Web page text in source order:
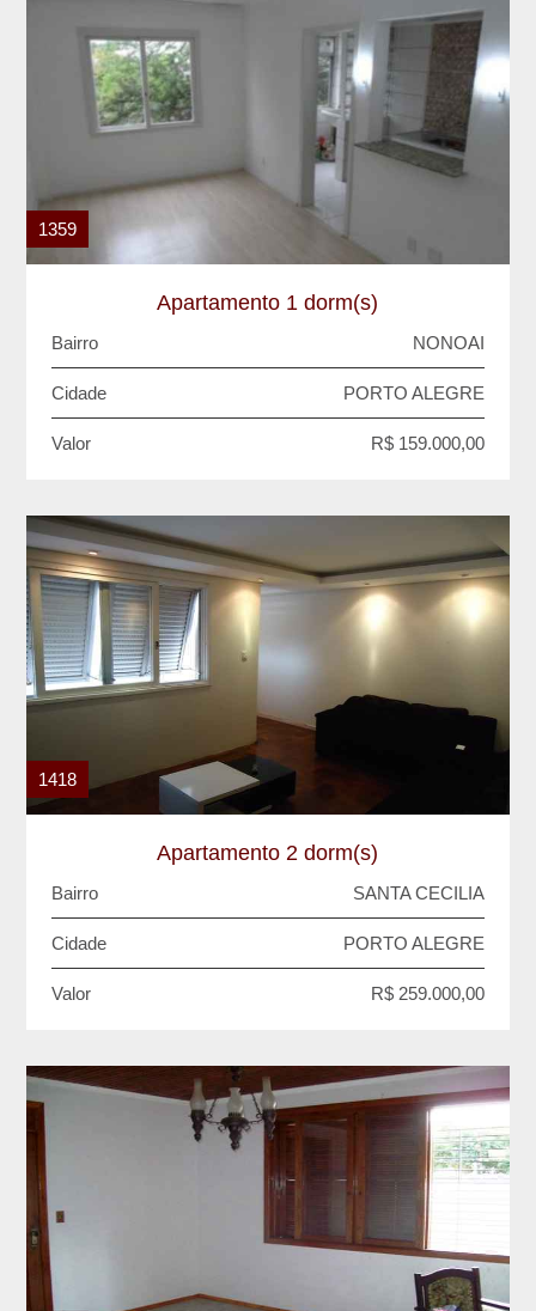
1359
Apartamento 1 dorm(s)
Bairro NONOAI
Cidade PORTO ALEGRE
Valor R$ 159.000,00
1418
Apartamento 2 dorm(s)
Bairro SANTA CECILIA
Cidade PORTO ALEGRE
Valor R$ 259.000,00